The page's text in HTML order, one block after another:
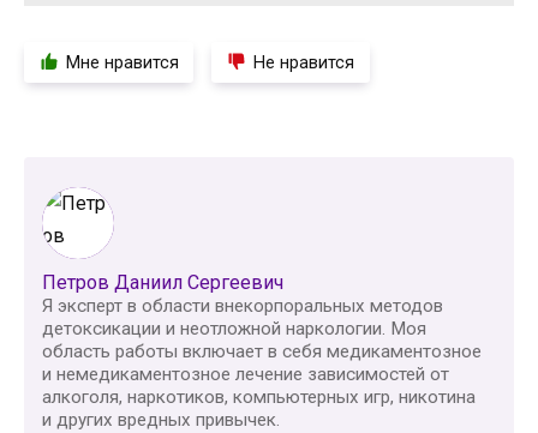
Мне нравится Не нравится
Петров Даниил Сергеевич
Я эксперт в области внекорпоральных методов
детоксикации и неотложной наркологии. Моя
область работы включает в себя медикаментозное
и немедикаментозное лечение зависимостей от
алкоголя, наркотиков, компьютерных игр, никотина
и других вредных привычек.